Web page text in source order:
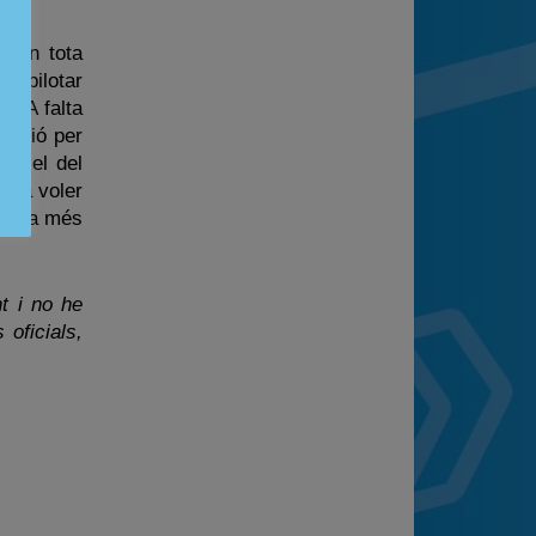
en tota
pilotar
A falta
per
el del
va voler
més
i no he
oficials,